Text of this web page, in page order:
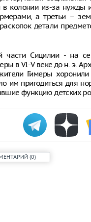
колонии из-за нужды
а третьи –
детали
Сицилии - на
в VI-V веке до н. э.
Гимеры
им пригодиться для
функцию детских
(0)